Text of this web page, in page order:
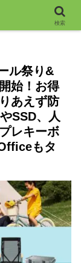
ル祭り&
始！お得
あえず防
SSD、人
レキーボ
もタ
検索